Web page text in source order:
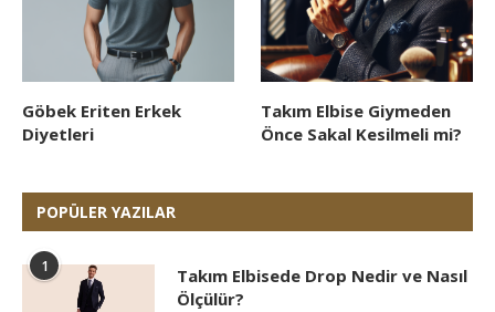
Göbek Eriten Erkek
Diyetleri
Takım Elbise Giymeden
Önce Sakal Kesilmeli mi?
POPÜLER YAZILAR
1
Takım Elbisede Drop Nedir ve Nasıl
Ölçülür?